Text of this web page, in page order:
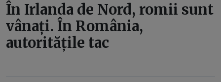
În Irlanda de Nord, romii sunt
vânați. În România,
autoritățile tac